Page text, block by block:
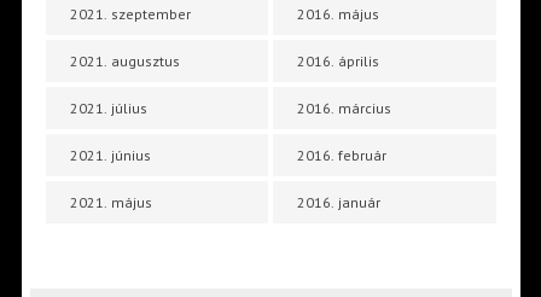
2021. szeptember
2021. augusztus
2021. július
2021. június
2021. május
2016. május
2016. április
2016. március
2016. február
2016. január